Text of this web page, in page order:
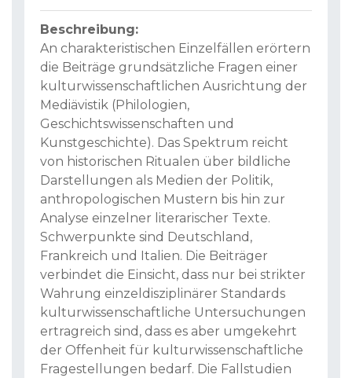
Beschreibung:
An charakteristischen Einzelfällen erörtern
die Beiträge grundsätzliche Fragen einer
kulturwissenschaftlichen Ausrichtung der
Mediävistik (Philologien,
Geschichtswissenschaften und
Kunstgeschichte). Das Spektrum reicht
von historischen Ritualen über bildliche
Darstellungen als Medien der Politik,
anthropologischen Mustern bis hin zur
Analyse einzelner literarischer Texte.
Schwerpunkte sind Deutschland,
Frankreich und Italien. Die Beiträger
verbindet die Einsicht, dass nur bei strikter
Wahrung einzeldisziplinärer Standards
kulturwissenschaftliche Untersuchungen
ertragreich sind, dass es aber umgekehrt
der Offenheit für kulturwissenschaftliche
Fragestellungen bedarf. Die Fallstudien